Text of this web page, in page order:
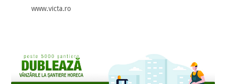
www.victa.ro